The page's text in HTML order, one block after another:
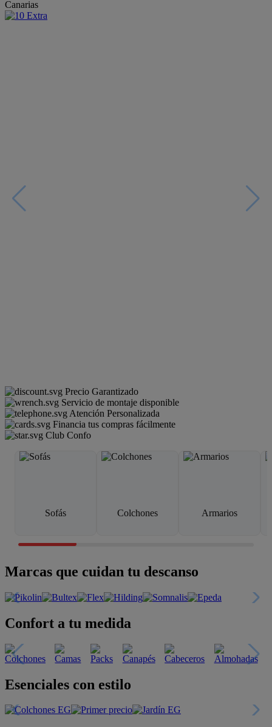
Canarias
Precio Garantizado
Servicio de montaje disponible
Atención Personalizada
Financia tus compras fácilmente
Club Confo
Sofás Colchones Armarios
Marcas que cuidan tu descanso
Confort a tu medida
Esenciales con estilo